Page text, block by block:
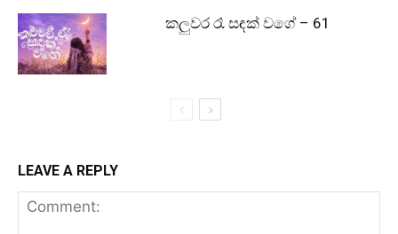
කලුවර රෑ සඳක් වගේ – 61
LEAVE A REPLY